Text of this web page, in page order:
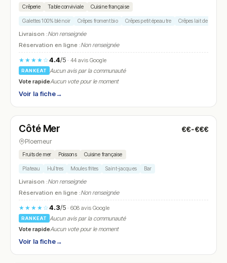
Crêperie Table conviviale Cuisine française
Galettes 100% blé noir Crêpes froment bio Crêpes petit épeautre Crêpes lait de riz
Livraison :Non renseignée
Réservation en ligne :Non renseignée
★★★★☆4.4/5· 44 avis Google
RANKEAT
Aucun avis par la communauté
Vote rapideAucun vote pour le moment
Voir la fiche→
N° 27
Côté Mer €€-€€€
Ploemeur
Fruits de mer Poissons Cuisine française
Plateau Huîtres Moules frites Saint-jacques Bar
Livraison :Non renseignée
Réservation en ligne :Non renseignée
★★★★☆4.3/5· 608 avis Google
RANKEAT
Aucun avis par la communauté
Vote rapideAucun vote pour le moment
Voir la fiche→